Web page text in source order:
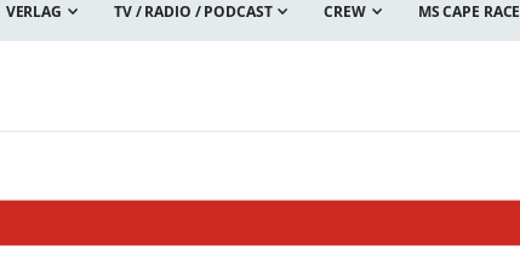
VERLAG TV / RADIO / PODCAST CREW MS CAPE RACE